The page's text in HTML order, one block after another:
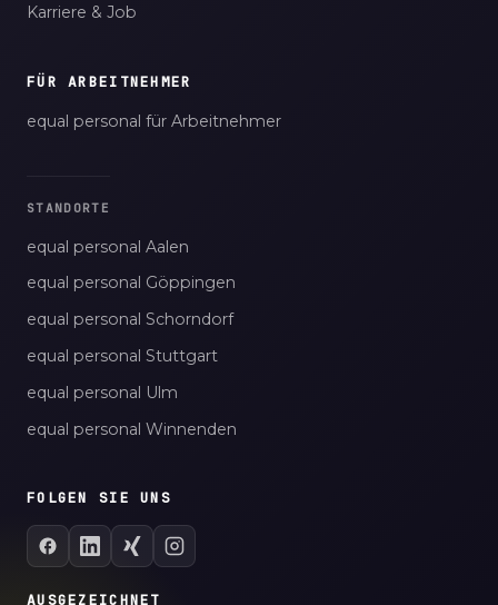
Karriere & Job
FÜR ARBEITNEHMER
equal personal für Arbeitnehmer
STANDORTE
equal personal Aalen
equal personal Göppingen
equal personal Schorndorf
equal personal Stuttgart
equal personal Ulm
equal personal Winnenden
FOLGEN SIE UNS
AUSGEZEICHNET